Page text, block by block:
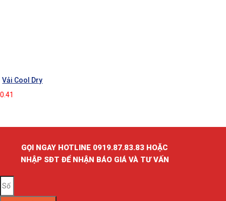
Vải Cool Dry
GỌI NGAY HOTLINE 0919.87.83.83 HOẶC
NHẬP SĐT ĐỂ NHẬN BÁO GIÁ VÀ TƯ VẤN